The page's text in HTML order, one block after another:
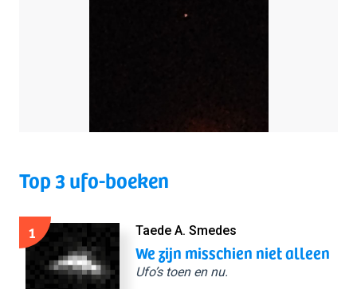
Top 3 ufo-boeken
1 Taede A. Smedes
We zijn misschien niet alleen
Ufo’s toen en nu.